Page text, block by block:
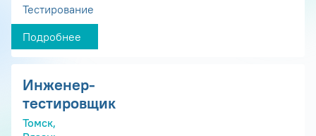
Тестирование
Подробнее
Инженер-
тестировщик
Томск,